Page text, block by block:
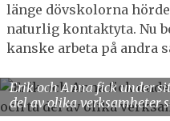
länge dövskolorna
naturlig kontaktyta. Nu
kanske arbeta på andra
Erik och Anna fick under
del av olika verksamheter